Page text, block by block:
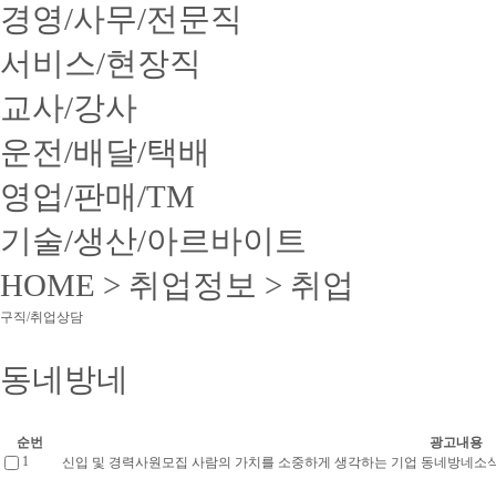
경영/사무/전문직
서비스/현장직
교사/강사
운전/배달/택배
영업/판매/TM
기술/생산/아르바이트
HOME > 취업정보 > 취업
구직/취업상담
동네방네
순번
광고내용
1
신입 및 경력사원모집 사람의 가치를 소중하게 생각하는 기업 동네방네